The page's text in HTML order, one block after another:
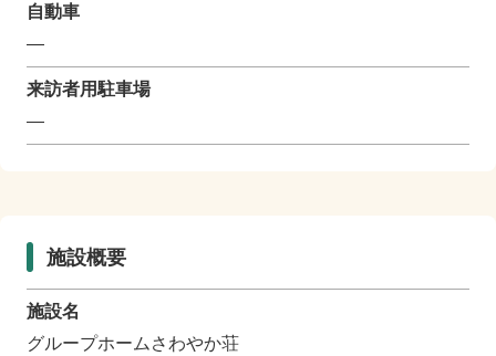
自動車
―
来訪者用駐車場
―
施設概要
施設名
グループホームさわやか荘